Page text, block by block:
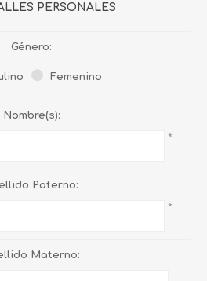
PERSONALES
Género:
Femenino
Nombre(s):
*
Paterno:
*
Materno: